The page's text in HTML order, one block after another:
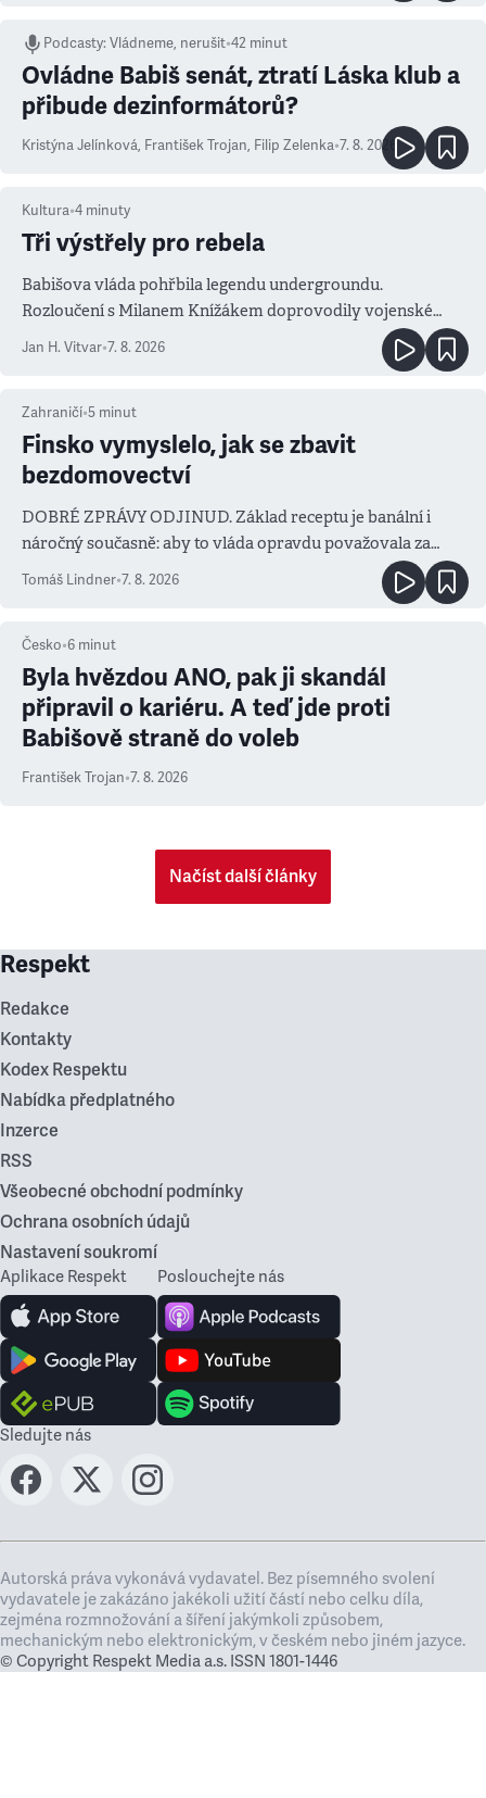
Podcasty:Vládneme, nerušit•42 minut
Ovládne Babiš senát, ztratí Láska klub a
přibude dezinformátorů?
Kristýna Jelínková, František Trojan, Filip Zelenka•7. 8. 2026
Kultura•4 minuty
Tři výstřely pro rebela
Babišova vláda pohřbila legendu undergroundu.
Rozloučení s Milanem Knížákem doprovodily vojenské
salvy i kritika pokrokářů
Jan H. Vitvar•7. 8. 2026
Zahraničí•5 minut
Finsko vymyslelo, jak se zbavit
bezdomovectví
DOBRÉ ZPRÁVY ODJINUD. Základ receptu je banální i
náročný současně: aby to vláda opravdu považovala za
prioritu
Tomáš Lindner•7. 8. 2026
Česko•6 minut
Byla hvězdou ANO, pak ji skandál
připravil o kariéru. A teď jde proti
Babišově straně do voleb
František Trojan•7. 8. 2026
Načíst další články
Respekt
Redakce
Kontakty
Kodex Respektu
Nabídka předplatného
Inzerce
RSS
Všeobecné obchodní podmínky
Ochrana osobních údajů
Nastavení soukromí
Aplikace Respekt Poslouchejte nás
Sledujte nás
Autorská práva vykonává vydavatel. Bez písemného svolení
vydavatele je zakázáno jakékoli užití částí nebo celku díla,
zejména rozmnožování a šíření jakýmkoli způsobem,
mechanickým nebo elektronickým, v českém nebo jiném jazyce.
© Copyright Respekt Media a.s. ISSN 1801-1446